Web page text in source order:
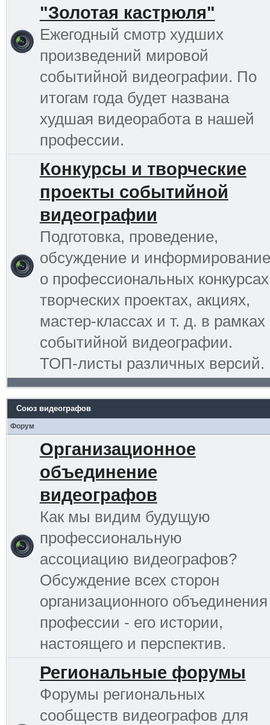
"Золотая кастрюля"
Ежегодный смотр худших
произведений мировой
событийной видеографии. По
итогам года будет названа
худшая видеоработа в нашей
профессии.
Конкурсы и творческие
проекты событийной
видеографии
Подготовка, проведение,
обсуждение и информирование
о профессиональных
творческих проектах, акциях,
мастер-классах и т. д. в рамках
событийной видеографии.
ТОП-листы различных версий.
Союз видеографов
Форум
Организационное
объединение
видеографов
Как мы видим будущую
профессиональную
ассоциацию видеографов?
Обсуждение всех сторон
организационного объединения
профессии - его истории,
настоящего и перспектив.
Региональные форумы
Форумы региональных
сообществ видеографов для